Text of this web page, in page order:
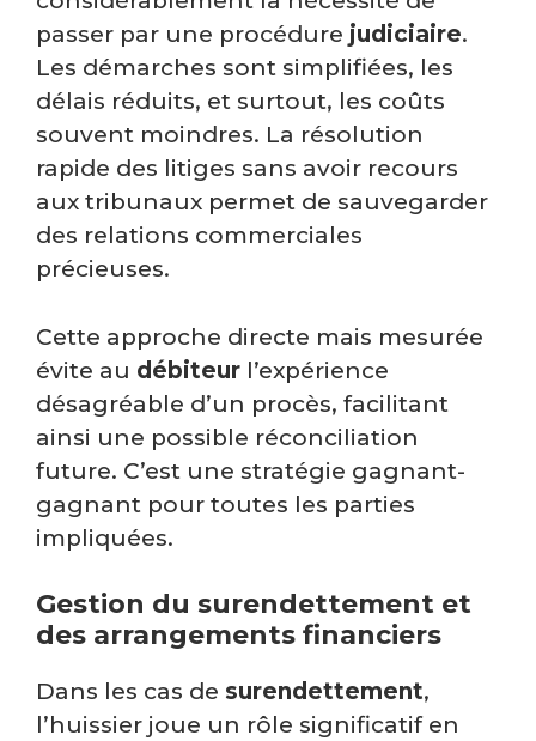
passer par une procédure judiciaire.
Les démarches sont simplifiées, les
délais réduits, et surtout, les coûts
souvent moindres. La résolution
rapide des litiges sans avoir recours
aux tribunaux permet de sauvegarder
des relations commerciales
précieuses.
Cette approche directe mais mesurée
évite au débiteur l’expérience
désagréable d’un procès, facilitant
ainsi une possible réconciliation
future. C’est une stratégie gagnant-
gagnant pour toutes les parties
impliquées.
Gestion du surendettement et
des arrangements financiers
Dans les cas de surendettement,
l’huissier joue un rôle significatif en